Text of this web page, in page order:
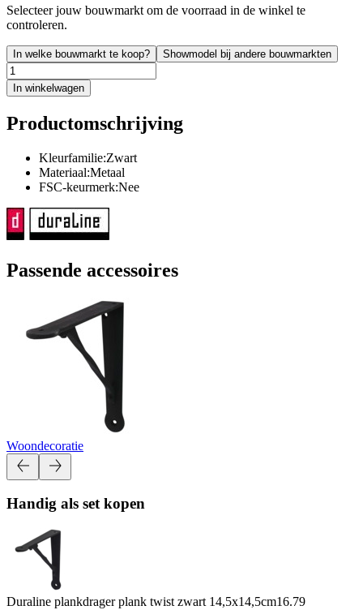
Selecteer jouw bouwmarkt om de voorraad in de winkel te
controleren.
In welke bouwmarkt te koop? Showmodel bij andere bouwmarkten
In winkelwagen
Productomschrijving
Kleurfamilie:Zwart
Materiaal:Metaal
FSC-keurmerk:Nee
Passende accessoires
Woondecoratie
Handig als set kopen
Duraline plankdrager plank twist zwart 14,5x14,5cm16.79